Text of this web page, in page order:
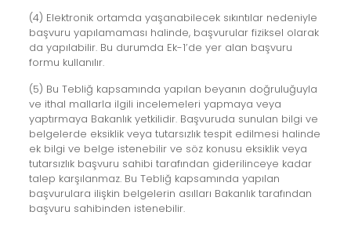
(4) Elektronik ortamda yaşanabilecek sıkıntılar nedeniyle
başvuru yapılamaması halinde, başvurular fiziksel olarak
da yapılabilir. Bu durumda Ek-1’de yer alan başvuru
formu kullanılır.
(5) Bu Tebliğ kapsamında yapılan beyanın doğruluğuyla
ve ithal mallarla ilgili incelemeleri yapmaya veya
yaptırmaya Bakanlık yetkilidir. Başvuruda sunulan bilgi ve
belgelerde eksiklik veya tutarsızlık tespit edilmesi halinde
ek bilgi ve belge istenebilir ve söz konusu eksiklik veya
tutarsızlık başvuru sahibi tarafından giderilinceye kadar
talep karşılanmaz. Bu Tebliğ kapsamında yapılan
başvurulara ilişkin belgelerin asılları Bakanlık tarafından
başvuru sahibinden istenebilir.